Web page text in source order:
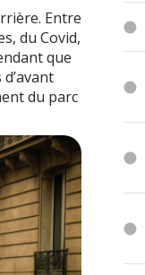
Entre
du Covid,
que
du parc